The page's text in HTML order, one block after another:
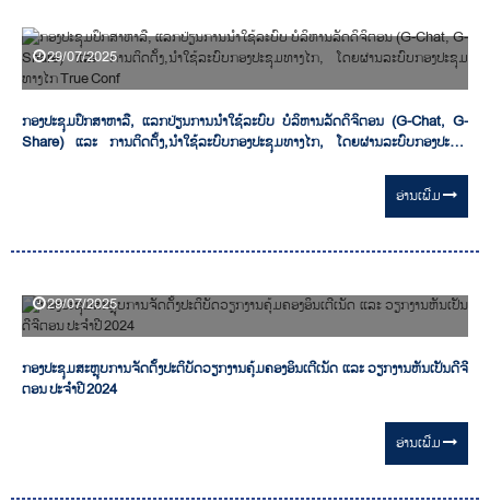
29/07/2025
ກອງປະຊຸມປຶກສາຫາລື, ແລກປ່ຽນການນໍາໃຊ້ລະບົບ ບໍລິຫານລັດດິຈິຕອນ (G-Chat, G-
Share) ແລະ ການຕິດຕັ້ງ,ນໍາໃຊ້ລະບົບກອງປະຊຸມທາງໄກ, ໂດຍຜ່ານລະບົບກອງປະຊຸມ
ອ່ານ​ເພີ່ມ
29/07/2025
ກອງປະຊຸມສະຫຼຸບການຈັດຕັ້ງປະຕິບັດວຽກງານຄຸ້ມຄອງອິນເຕີເນັດ ແລະ ວຽກງານຫັນເປັນດີຈີ
ຕອນ ປະຈຳປີ 2024
ອ່ານ​ເພີ່ມ